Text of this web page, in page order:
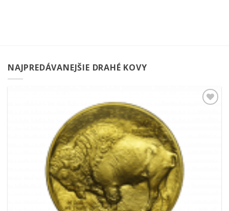
NAJPREDÁVANEJŠIE DRAHÉ KOVY